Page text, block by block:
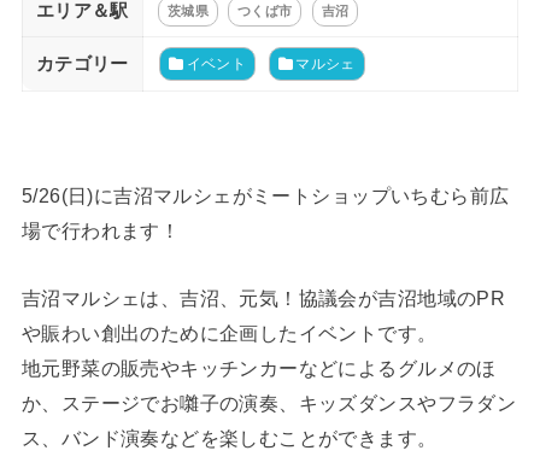
エリア＆駅 茨城県 つくば市 吉沼
カテゴリー イベント マルシェ
5/26(日)に吉沼マルシェがミートショップいちむら前広
場で行われます！
吉沼マルシェは、吉沼、元気！協議会が吉沼地域のPR
や賑わい創出のために企画したイベントです。
地元野菜の販売やキッチンカーなどによるグルメのほ
か、ステージでお囃子の演奏、キッズダンスやフラダン
ス、バンド演奏などを楽しむことができます。